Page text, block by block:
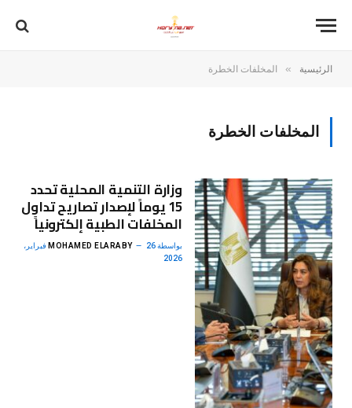
الرئيسية » المخلفات الخطرة
المخلفات الخطرة
وزارة التنمية المحلية تحدد
15 يوماً لإصدار تصاريح تداول
المخلفات الطبية إلكترونياً
بواسطة MOHAMED ELARABY 26 فبراير،
2026